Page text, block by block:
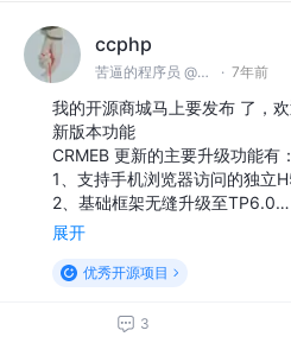
ccphp
苦逼的程序员 @众邦科技 · 7年前
我的开源商城马上要发布 了，欢
新版本功能
CRMEB 更新的主要升级功能有：
1、支持手机浏览器访问的独立
2、基础框架无缝升级至TP6.0…
展开
优秀开源项目
3